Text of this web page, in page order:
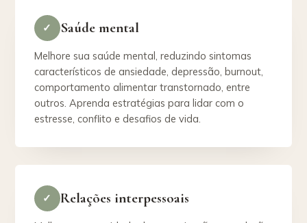
✓ Saúde mental
Melhore sua saúde mental, reduzindo sintomas
característicos de ansiedade, depressão, burnout,
comportamento alimentar transtornado, entre
outros. Aprenda estratégias para lidar com o
estresse, conflito e desafios de vida.
✓ Relações interpessoais